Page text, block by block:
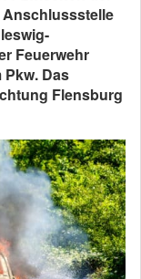
Feuerwehr
Das
Flensburg